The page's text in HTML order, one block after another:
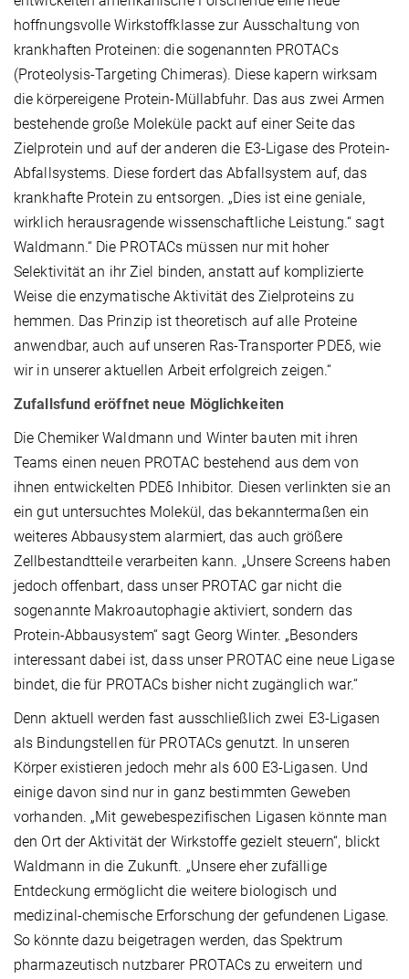
hoffnungsvolle Wirkstoffklasse zur Ausschaltung von
krankhaften Proteinen: die sogenannten PROTACs
(Proteolysis-Targeting Chimeras). Diese kapern wirksam
die körpereigene Protein-Müllabfuhr. Das aus zwei Armen
bestehende große Moleküle packt auf einer Seite das
Zielprotein und auf der anderen die E3-Ligase des Protein-
Abfallsystems. Diese fordert das Abfallsystem auf, das
krankhafte Protein zu entsorgen. „Dies ist eine geniale,
wirklich herausragende wissenschaftliche Leistung.“ sagt
Waldmann.“ Die PROTACs müssen nur mit hoher
Selektivität an ihr Ziel binden, anstatt auf komplizierte
Weise die enzymatische Aktivität des Zielproteins zu
hemmen. Das Prinzip ist theoretisch auf alle Proteine
anwendbar, auch auf unseren Ras-Transporter PDEδ, wie
wir in unserer aktuellen Arbeit erfolgreich zeigen.“
Zufallsfund eröffnet neue Möglichkeiten
Die Chemiker Waldmann und Winter bauten mit ihren
Teams einen neuen PROTAC bestehend aus dem von
ihnen entwickelten PDEδ Inhibitor. Diesen verlinkten sie an
ein gut untersuchtes Molekül, das bekanntermaßen ein
weiteres Abbausystem alarmiert, das auch größere
Zellbestandtteile verarbeiten kann. „Unsere Screens haben
jedoch offenbart, dass unser PROTAC gar nicht die
sogenannte Makroautophagie aktiviert, sondern das
Protein-Abbausystem“ sagt Georg Winter. „Besonders
interessant dabei ist, dass unser PROTAC eine neue Ligase
bindet, die für PROTACs bisher nicht zugänglich war.“
Denn aktuell werden fast ausschließlich zwei E3-Ligasen
als Bindungstellen für PROTACs genutzt. In unseren
Körper existieren jedoch mehr als 600 E3-Ligasen. Und
einige davon sind nur in ganz bestimmten Geweben
vorhanden. „Mit gewebespezifischen Ligasen könnte man
den Ort der Aktivität der Wirkstoffe gezielt steuern“, blickt
Waldmann in die Zukunft. „Unsere eher zufällige
Entdeckung ermöglicht die weitere biologisch und
medizinal-chemische Erforschung der gefundenen Ligase.
So könnte dazu beigetragen werden, das Spektrum
pharmazeutisch nutzbarer PROTACs zu erweitern und